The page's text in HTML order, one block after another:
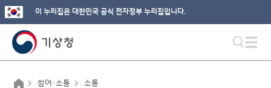
이 누리집은 대한민국 공식 전자정부 누리집입니다.
참여·소통 소통